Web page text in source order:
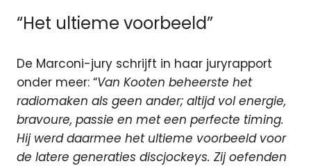
“Het ultieme voorbeeld”
De Marconi-jury schrijft in haar juryrapport
onder meer: “Van Kooten beheerste het
radiomaken als geen ander; altijd vol energie,
bravoure, passie en met een perfecte timing.
Hij werd daarmee het ultieme voorbeeld voor
de latere generaties discjockeys. Zij oefenden